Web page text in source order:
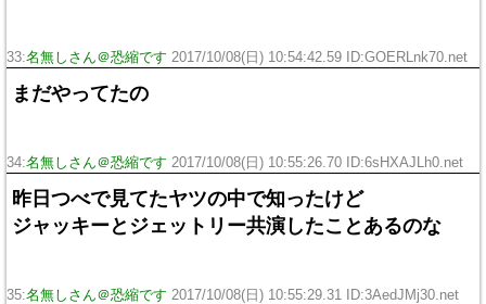
33:名無しさん＠恐縮です 2017/10/08(日) 10:54:42.59 ID:GOERLnk70.net
まだやってたの
34:名無しさん＠恐縮です 2017/10/08(日) 10:55:26.70 ID:6sHXAJLh0.net
昨日つべで見てたヤツの中で知ったけど
ジャッキーとジェットリー共演したことあるのな
35:名無しさん＠恐縮です 2017/10/08(日) 10:55:29.31 ID:3AedJMj30.net